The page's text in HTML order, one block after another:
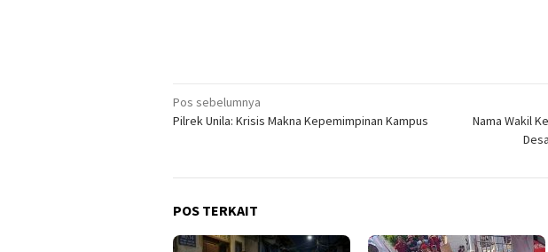
Navigasi
pos
Pos sebelumnya
Pilrek Unila: Krisis Makna Kepemimpinan Kampus
Nama Wakil
POS TERKAIT